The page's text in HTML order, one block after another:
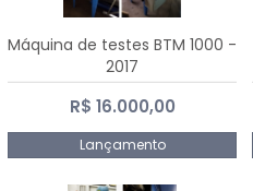
Máquina de testes BTM 1000 -
2017
R$ 16.000,00
Lançamento